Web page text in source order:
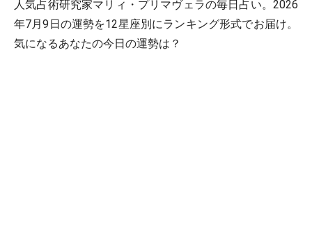
人気占術研究家マリィ・プリマヴェラの毎日占い。2026
年7月9日の運勢を12星座別にランキング形式でお届け。
気になるあなたの今日の運勢は？